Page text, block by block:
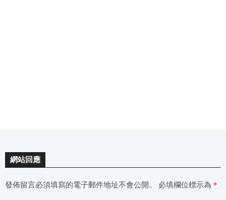
網站回應
發佈留言必須填寫的電子郵件地址不會公開。 必填欄位標示為 *